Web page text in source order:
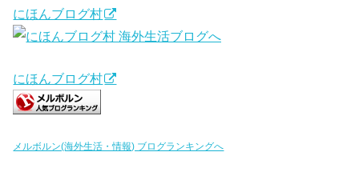
にほんブログ村
にほんブログ村
メルボルン(海外生活・情報) ブログランキングへ